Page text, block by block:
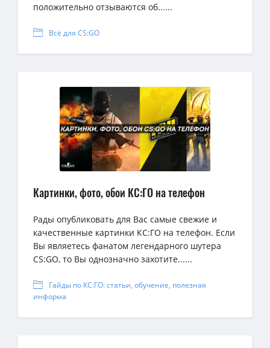
положительно отзываются об......
Всё для CS:GO
Картинки, фото, обои КС:ГО на телефон
Рады опубликовать для Вас самые свежие и
качественные картинки КС:ГО на телефон. Если
Вы являетесь фанатом легендарного шутера
CS:GO, то Вы однозначно захотите......
Гайды по КС:ГО: статьи, обучение, полезная
информа